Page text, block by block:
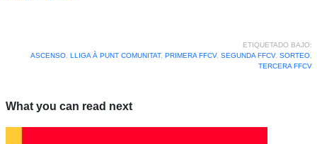
ETIQUETADO BAJO:
ASCENSO, LLIGA À PUNT COMUNITAT, PRIMERA FFCV, SEGUNDA FFCV, SORTEO,
TERCERA FFCV
What you can read next